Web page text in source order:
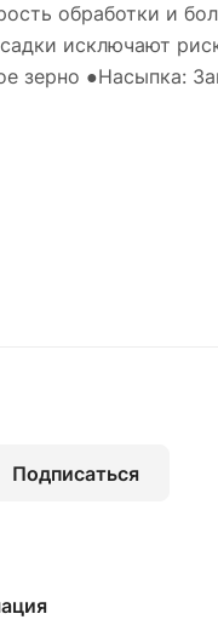
обработки и
исключают
зерно ●Насыпка:
Подписаться